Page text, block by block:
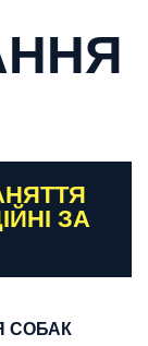
ЗА
СОБАК